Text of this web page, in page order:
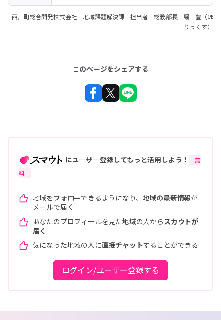
西川町総合開発株式会社 地域課題解決課 担当者 総務部長 堀 豊（ほ
りっくす）
このページをシェアする
にユーザー登録してもっと活用しよう！
無
料
地域をフォローできるようになり、 地域の最新情報が
メールで届く
あなたのプロフィールを見た地域の人から スカウトが
届く
気になった地域の人に直接チャットすることができる
ログイン/ユーザー登録する